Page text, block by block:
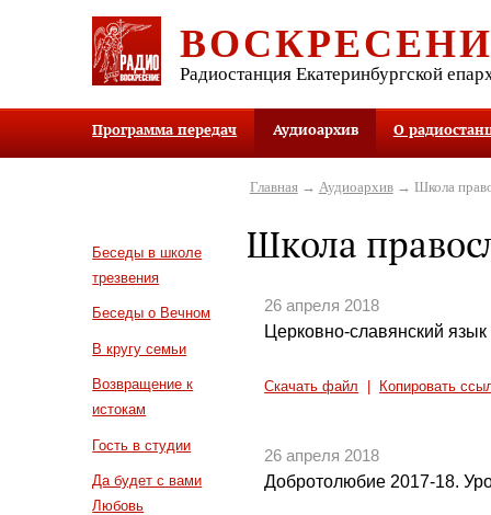
Радиостанция Екатеринбургской
Программа передач Аудиоархив О
Беседы в школе
трезвения
Беседы о Вечном
В кругу семьи
Возвращение к
истокам
Гость в студии
Да будет с вами
Любовь
Главная→ Аудиоархив→ Школа
Школа
26 апреля 2018
Церковно-славянский
Скачать файл Копировать
26 апреля 2018
Добротолюбие 2017-18.